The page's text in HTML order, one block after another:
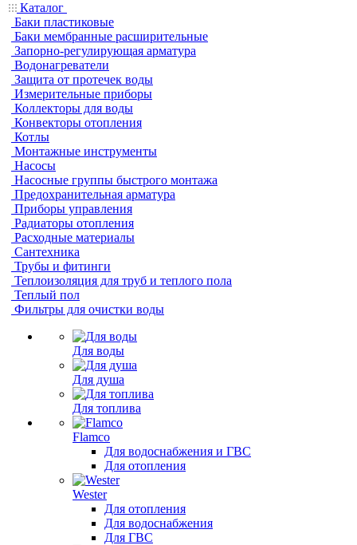
Каталог
Баки пластиковые
Баки мембранные расширительные
Запорно-регулирующая арматура
Водонагреватели
Защита от протечек воды
Измерительные приборы
Коллекторы для воды
Конвекторы отопления
Котлы
Монтажные инструменты
Насосы
Насосные группы быстрого монтажа
Предохранительная арматура
Приборы управления
Радиаторы отопления
Расходные материалы
Сантехника
Трубы и фитинги
Теплоизоляция для труб и теплого пола
Теплый пол
Фильтры для очистки воды
Для воды
Для душа
Для топлива
Flamco
Для водоснабжения и ГВС
Для отопления
Wester
Для отопления
Для водоснабжения
Для ГВС